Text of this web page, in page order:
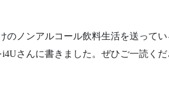
のノンアルコール飲料生活を送って
さんに書きました。ぜひご一読くだ